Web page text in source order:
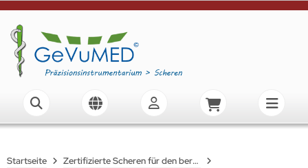
Startseite
Zertifizierte Scheren für den beruflichen Einsatz